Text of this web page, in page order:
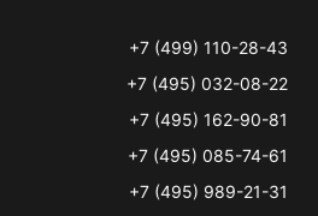
+7 (499) 110-28-43
+7 (495) 032-08-22
+7 (495) 162-90-81
+7 (495) 085-74-61
+7 (495) 989-21-31